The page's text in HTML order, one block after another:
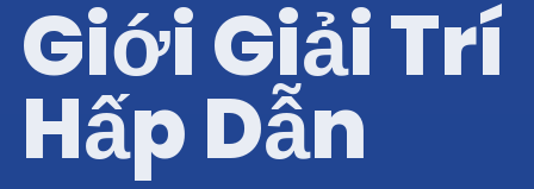
Giới Giải Trí
Hấp Dẫn